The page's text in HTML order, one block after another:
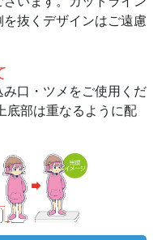
抜くデザインはご遠慮
口・ツメをご使用くだ
底部は重なるように配